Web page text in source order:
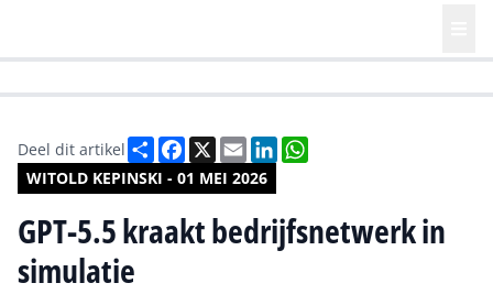
WITOLD KEPINSKI - 01 MEI 2026
Deel dit artikel DeelFacebook
X EmailLinkedIn
GPT-5.5 kraakt bedrijfsnetwerk in
simulatie